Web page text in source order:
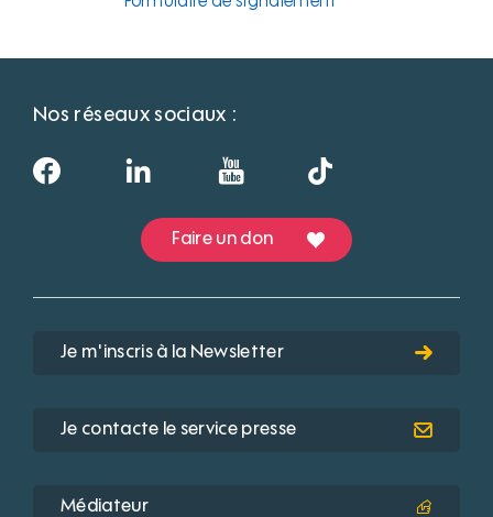
Nos réseaux sociaux :
Faire un don
Je m'inscris à la Newsletter
Je contacte le service presse
Médiateur